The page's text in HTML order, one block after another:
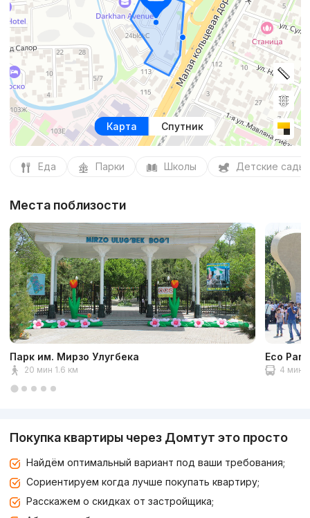
Карта Спутник
Еда Парки Школы Детские сады
Места поблизости
Парк им. Мирзо Улугбека
20 мин 1.6 км
Eco Park
4 мин
Покупка квартиры через Домтут это просто
Найдём оптимальный вариант под ваши требования;
Сориентируем когда лучше покупать квартиру;
Расскажем о скидках от застройщика;